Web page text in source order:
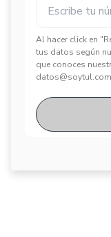
Al hacer click en
tus datos según
que conoces